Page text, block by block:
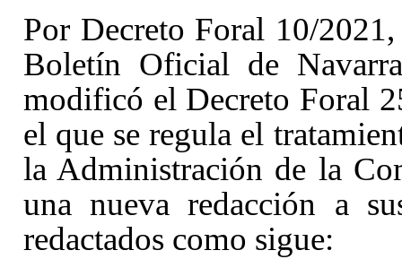
Por Decreto Foral 10/
Boletín Oficial de
modificó el Decreto Foral
el que se regula el
la Administración de la
una nueva redacción a
redactados como sigue: